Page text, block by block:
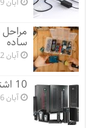
ساده
آبان 22, 1404
10 اشتباه رایج در استفاده از UPS و استابلایزر
آبان 6, 1404